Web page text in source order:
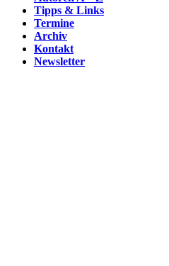
Tipps & Links
Termine
Archiv
Kontakt
Newsletter